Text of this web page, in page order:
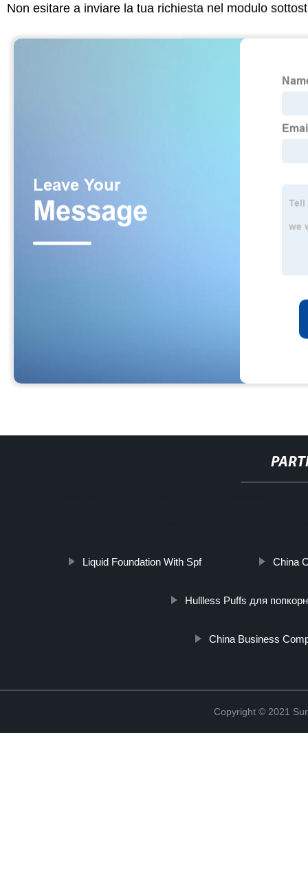
Non esitare a inviare la tua richiesta nel modulo
Liquid Foundation With Spf China
Hullless Puffs для
China Business
Copyright © 2021